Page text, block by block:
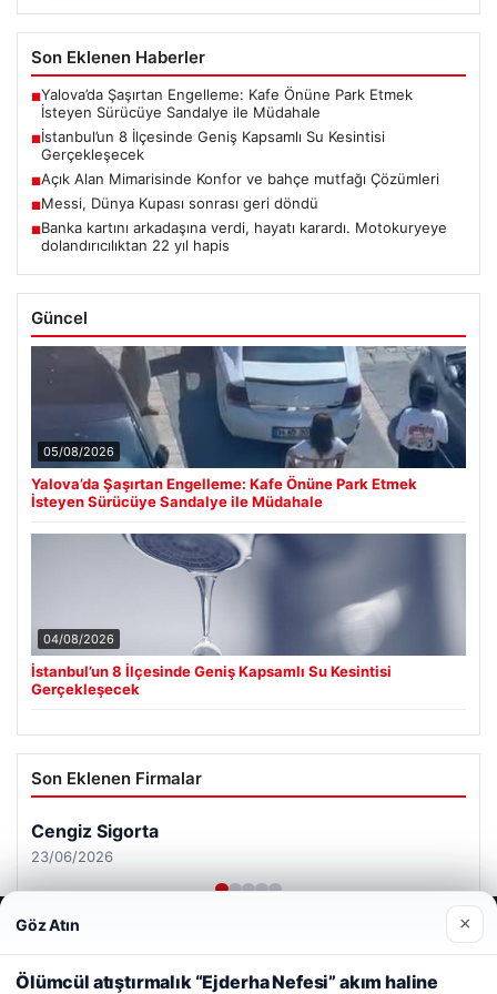
Son Eklenen Haberler
■Yalova’da Şaşırtan Engelleme: Kafe Önüne Park Etmek
İsteyen Sürücüye Sandalye ile Müdahale
■İstanbul’un 8 İlçesinde Geniş Kapsamlı Su Kesintisi
Gerçekleşecek
■Açık Alan Mimarisinde Konfor ve bahçe mutfağı Çözümleri
■Messi, Dünya Kupası sonrası geri döndü
■Banka kartını arkadaşına verdi, hayatı karardı. Motokuryeye
dolandırıcılıktan 22 yıl hapis
Güncel
05/08/2026
Yalova’da Şaşırtan Engelleme: Kafe Önüne Park Etmek
İsteyen Sürücüye Sandalye ile Müdahale
04/08/2026
İstanbul’un 8 İlçesinde Geniş Kapsamlı Su Kesintisi
Gerçekleşecek
Son Eklenen Firmalar
Cengiz Sigorta
23/06/2026
Web sitemizi nasıl kullandığınızı daha iyi anlayabilmek,
deneyiminizi kişiselleştirmek ve geliştirmek amacıyla çerezler
kullanıyoruz.
Çerez Politikamız
Göz Atın ×
Ölümcül atıştırmalık “Ejderha Nefesi” akım haline